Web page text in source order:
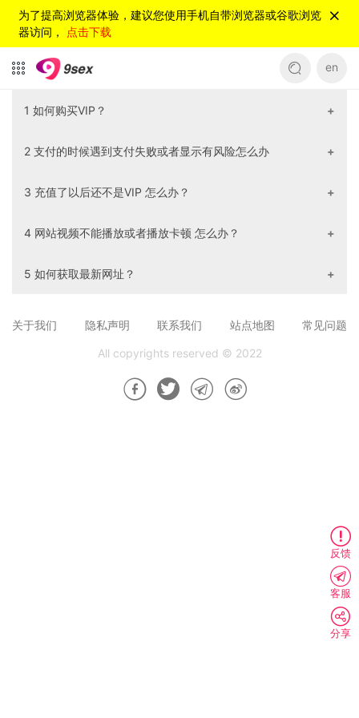
为了提高浏览器体验，建议您使用手机自带浏览器或谷歌浏览
器访问， 点击下载
en
1 如何购买VIP？
即开通--->选择支付支付方式和支付渠道--->点击支付
2 支付的时候遇到支付失败或者显示有风险怎么办
3 充值了以后还不是VIP 怎么办？
用户名 和 支付截图发送给客服。
4 网站视频不能播放或者播放卡顿 怎么办？
上方法都不行的话 请联系在线客服 或者 点击反馈按钮进行反
5 如何获取最新网址？
反馈
客服
分享
关于我们 隐私声明 联系我们 站点地图 常见问题
All copyrights reserved © 2022